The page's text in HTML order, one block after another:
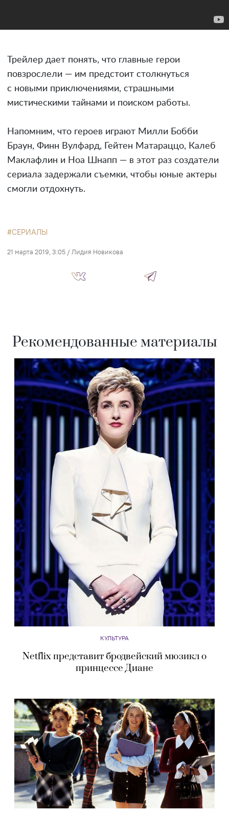
Трейлер дает понять, что главные герои
повзрослели — им предстоит столкнуться
с новыми приключениями, страшными
мистическими тайнами и поиском работы.
Напомним, что героев играют Милли Бобби
Браун, Финн Вулфард, Гейтен Матараццо, Калеб
Маклафлин и Ноа Шнапп — в этот раз создатели
сериала задержали съемки, чтобы юные актеры
смогли отдохнуть.
СЕРИАЛЫ
21 марта 2019, 3:05 /Лидия Новикова
Рекомендованные материалы
КУЛЬТУРА
Netflix представит бродвейский мюзикл о
принцессе Диане